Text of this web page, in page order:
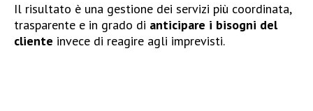
Il risultato è una gestione dei servizi più coordinata,
trasparente e in grado di anticipare i bisogni del
cliente invece di reagire agli imprevisti.